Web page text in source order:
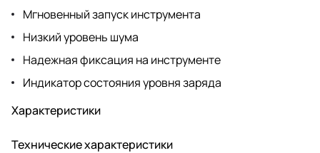
Мгновенный запуск инструмента
Низкий уровень шума
Надежная фиксация на инструменте
Индикатор состояния уровня заряда
Характеристики
Технические характеристики